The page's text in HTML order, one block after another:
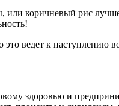
или коричневый рис
ведет к наступлению
здоровью и